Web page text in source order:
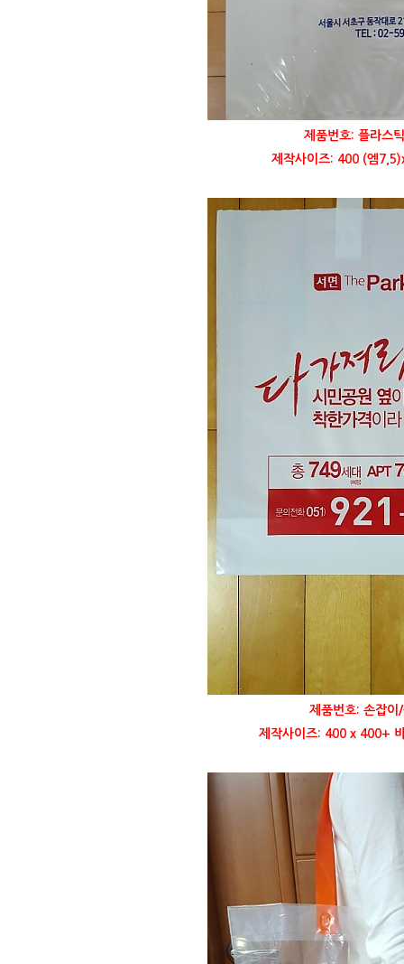
제품번호: 플라스
제작사이즈: 400 (엠
제품번호: 손잡이
제작사이즈: 400 x 400+